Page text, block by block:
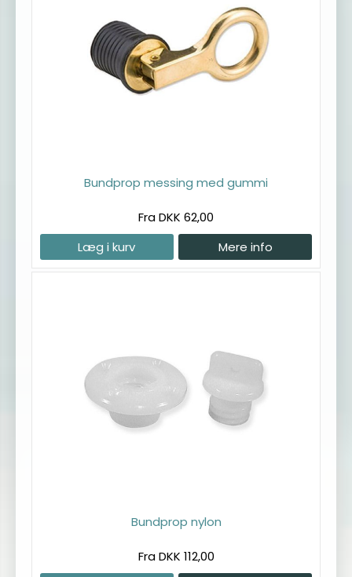
Bundprop messing med gummi
Fra DKK 62,00
Læg i kurv
Mere info
Bundprop nylon
Fra DKK 112,00